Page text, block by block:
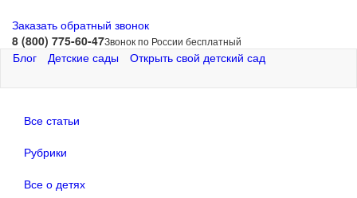
Заказать обратный звонок
8 (800) 775-60-47Звонок по России бесплатный
Блог Детские сады Открыть свой детский сад
Все статьи
Рубрики
Все о детях